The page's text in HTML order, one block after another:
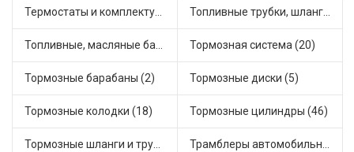
Термостаты и комплектующие системы охлаждения (46) Топливные трубки, шланги, магистрали и рампы (2)
Топливные, масляные баки (1) Тормозная система (20)
Тормозные барабаны (2) Тормозные диски (5)
Тормозные колодки (18) Тормозные цилиндры (46)
Тормозные шланги и трубки (5) Трамблеры автомобильные (40)